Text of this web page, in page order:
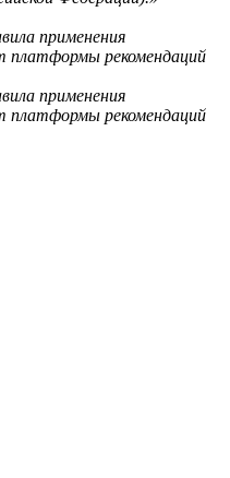
применения
платформы рекомендаций
применения
платформы рекомендаций